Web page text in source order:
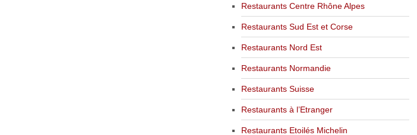
Restaurants Centre Rhône Alpes
Restaurants Sud Est et Corse
Restaurants Nord Est
Restaurants Normandie
Restaurants Suisse
Restaurants à l’Etranger
Restaurants Etoilés Michelin